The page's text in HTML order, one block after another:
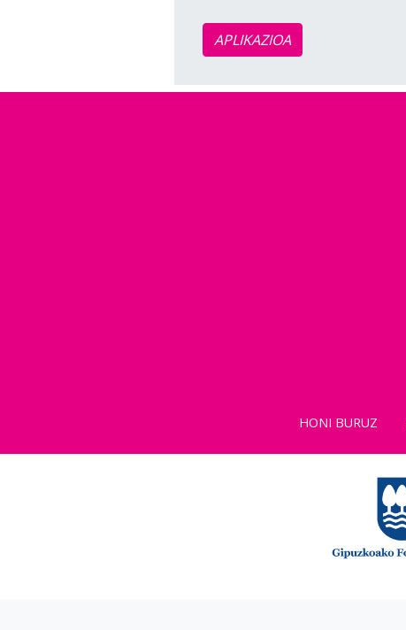
APLIKAZIOA
HONI BURUZ